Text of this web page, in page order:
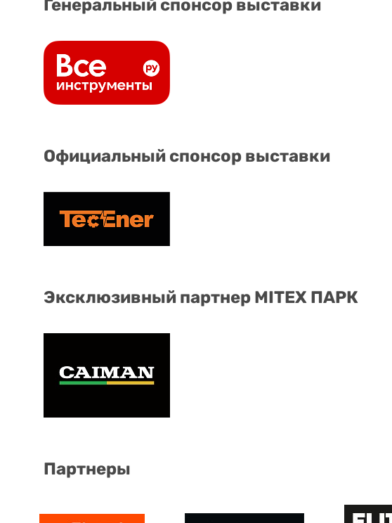
Генеральный спонсор выставки
Официальный спонсор выставки
Эксклюзивный партнер MITEX ПАРК
Партнеры